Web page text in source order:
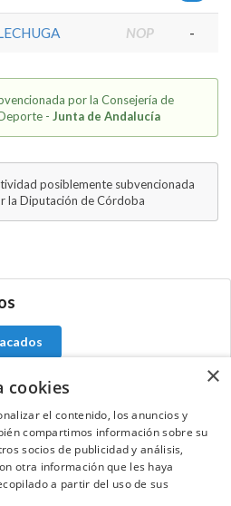
NOP -
por la Consejería de
- Junta de Andalucía
posiblemente subvencionada
la Diputación de Córdoba
equipo de NextCaddy
Contacta
×
cookies
el contenido, los anuncios y
compartimos información sobre su
socios de publicidad y análisis,
otra información que les haya
a partir del uso de sus